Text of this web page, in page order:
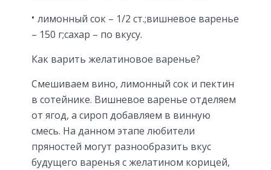
лимонный сок – 1/2 ст.;вишневое варенье
– 150 г;сахар – по вкусу.
Как варить желатиновое варенье?
Смешиваем вино, лимонный сок и пектин
в сотейнике. Вишневое варенье отделяем
от ягод, а сироп добавляем в винную
смесь. На данном этапе любители
пряностей могут разнообразить вкус
будущего варенья с желатином корицей,